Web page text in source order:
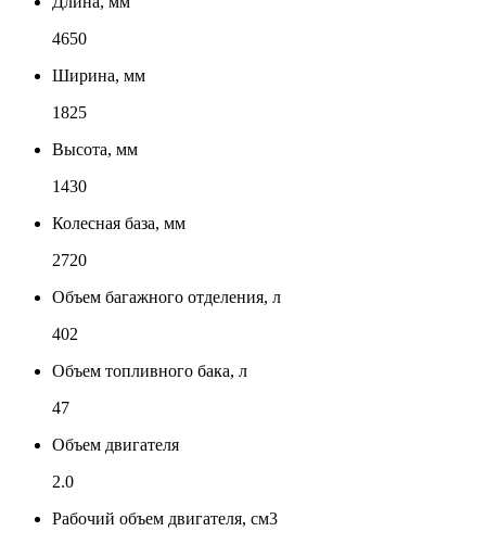
4650
Ширина, мм
1825
Высота, мм
1430
Колесная база, мм
2720
Объем багажного отделения, л
402
Объем топливного бака, л
47
Объем двигателя
2.0
Рабочий объем двигателя, см3